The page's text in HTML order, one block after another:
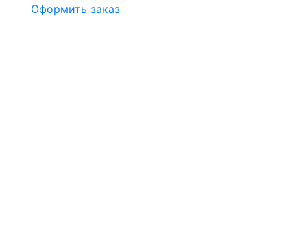
Оформить заказ